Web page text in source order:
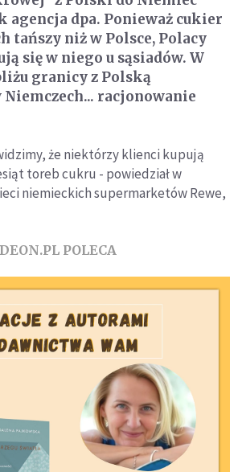
agencja dpa. Ponieważ cukier
tańszy niż w Polsce, Polacy
się w niego u sąsiadów. W
granicy z Polską
racjonowanie
że niektórzy klienci kupują
toreb cukru - powiedział w
niemieckich supermarketów Rewe,
DEON.PL POLECA